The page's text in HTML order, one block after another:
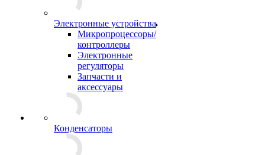
Электронные устройства
Микропроцессоры/
контроллеры
Электронные
регуляторы
Запчасти и
аксессуары
Конденсаторы